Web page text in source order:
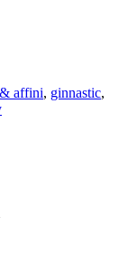
affini, ginnastic,